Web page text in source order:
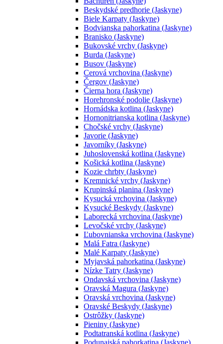
Beskydské predhorie (Jaskyne)
Biele Karpaty (Jaskyne)
Bodvianska pahorkatina (Jaskyne)
Branisko (Jaskyne)
Bukovské vrchy (Jaskyne)
Burda (Jaskyne)
Busov (Jaskyne)
Cerová vrchovina (Jaskyne)
Čergov (Jaskyne)
Čierna hora (Jaskyne)
Horehronské podolie (Jaskyne)
Hornádska kotlina (Jaskyne)
Hornonitrianska kotlina (Jaskyne)
Chočské vrchy (Jaskyne)
Javorie (Jaskyne)
Javorníky (Jaskyne)
Juhoslovenská kotlina (Jaskyne)
Košická kotlina (Jaskyne)
Kozie chrbty (Jaskyne)
Kremnické vrchy (Jaskyne)
Krupinská planina (Jaskyne)
Kysucká vrchovina (Jaskyne)
Kysucké Beskydy (Jaskyne)
Laborecká vrchovina (Jaskyne)
Levočské vrchy (Jaskyne)
Ľubovnianska vrchovina (Jaskyne)
Malá Fatra (Jaskyne)
Malé Karpaty (Jaskyne)
Myjavská pahorkatina (Jaskyne)
Nízke Tatry (Jaskyne)
Ondavská vrchovina (Jaskyne)
Oravská Magura (Jaskyne)
Oravská vrchovina (Jaskyne)
Oravské Beskydy (Jaskyne)
Ostrôžky (Jaskyne)
Pieniny (Jaskyne)
Podtatranská kotlina (Jaskyne)
Podunajská pahorkatina (Jaskyne)